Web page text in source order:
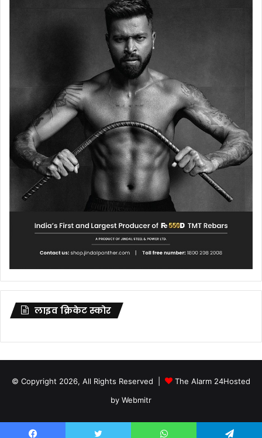
लाइव क्रिकेट स्कोर
© Copyright 2026, All Rights Reserved | The Alarm 24Hosted
by Webmitr
TwitterYouTube